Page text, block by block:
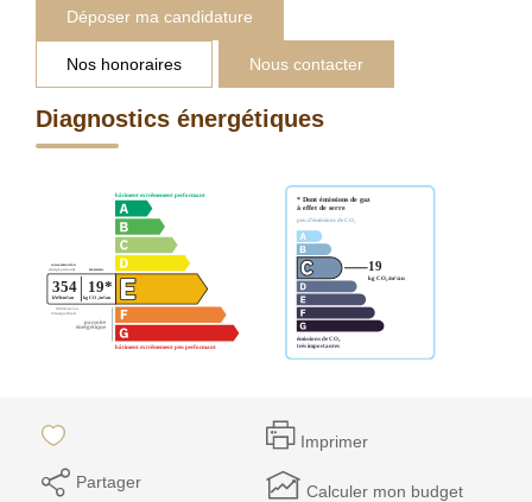
Déposer ma candidature
Nos honoraires Nous contacter
Diagnostics énergétiques
Imprimer
Partager Calculer mon budget